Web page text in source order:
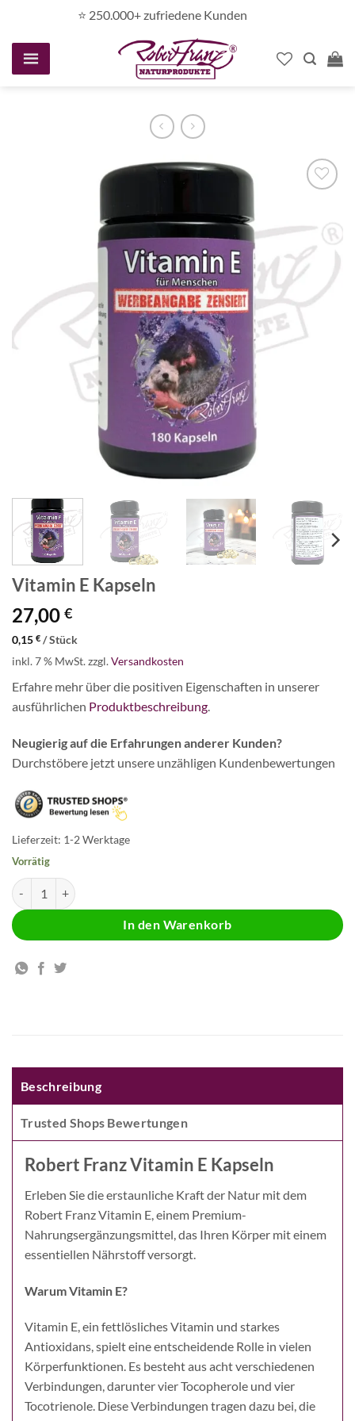
springen
⭐️ 250.000+ zufriedene Kunden
Vitamin E Kapseln
27,00 €
0,15 € /Stück
inkl. 7 % MwSt.zzgl.Versandkosten
Erfahre mehr über die positiven Eigenschaften in unserer
ausführlichen Produktbeschreibung.
Neugierig auf die Erfahrungen anderer Kunden?
Durchstöbere jetzt unsere unzähligen Kundenbewertungen
Lieferzeit: 1-2 Werktage
Vorrätig
Vitamin E Kapseln Menge
In den Warenkorb
Beschreibung
Trusted Shops Bewertungen
Robert Franz Vitamin E Kapseln
Erleben Sie die erstaunliche Kraft der Natur mit dem
Robert Franz Vitamin E, einem Premium-
Nahrungsergänzungsmittel, das Ihren Körper mit einem
essentiellen Nährstoff versorgt.
Warum Vitamin E?
Vitamin E, ein fettlösliches Vitamin und starkes
Antioxidans, spielt eine entscheidende Rolle in vielen
Körperfunktionen. Es besteht aus acht verschiedenen
Verbindungen, darunter vier Tocopherole und vier
Tocotrienole. Diese Verbindungen tragen dazu bei, die